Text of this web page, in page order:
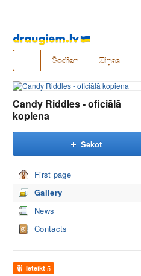
Pāriet
uz
saturu
Šodien Ziņas
Candy Riddles - oficiālā
kopiena
Sekot
First page
Gallery
News
Contacts
Ieteikt 5